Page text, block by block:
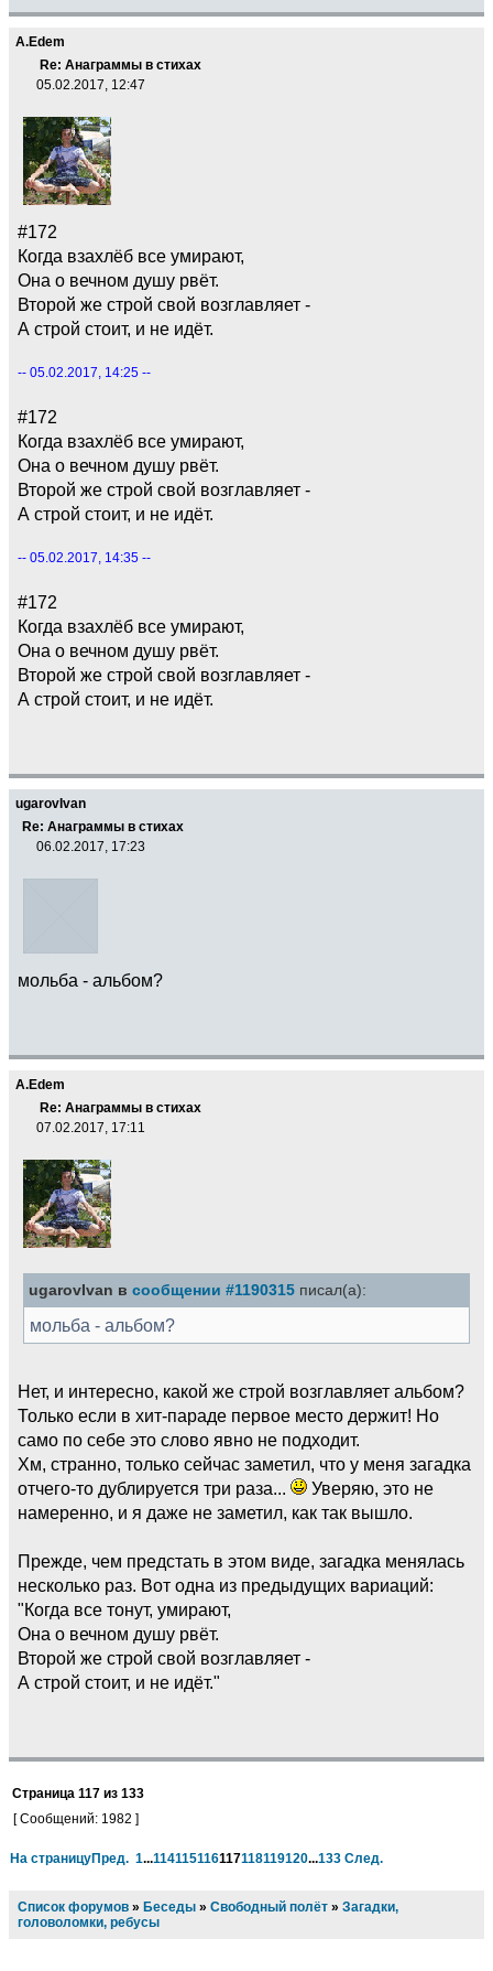
A.Edem
Re: Анаграммы в стихах
05.02.2017, 12:47
#172
Когда взахлёб все умирают,
Она о вечном душу рвёт.
Второй же строй свой возглавляет -
А строй стоит, и не идёт.
-- 05.02.2017, 14:25 --
#172
Когда взахлёб все умирают,
Она о вечном душу рвёт.
Второй же строй свой возглавляет -
А строй стоит, и не идёт.
-- 05.02.2017, 14:35 --
#172
Когда взахлёб все умирают,
Она о вечном душу рвёт.
Второй же строй свой возглавляет -
А строй стоит, и не идёт.
ugarovIvan
Re: Анаграммы в стихах
06.02.2017, 17:23
мольба - альбом?
A.Edem
Re: Анаграммы в стихах
07.02.2017, 17:11
ugarovIvan в сообщении #1190315 писал(а):
мольба - альбом?
Нет, и интересно, какой же строй возглавляет альбом?
Только если в хит-параде первое место держит! Но
само по себе это слово явно не подходит.
Хм, странно, только сейчас заметил, что у меня загадка
отчего-то дублируется три раза...
Уверяю, это не
намеренно, и я даже не заметил, как так вышло.
Прежде, чем предстать в этом виде, загадка менялась
несколько раз. Вот одна из предыдущих вариаций:
"Когда все тонут, умирают,
Она о вечном душу рвёт.
Второй же строй свой возглавляет -
А строй стоит, и не идёт."
Страница 117 из 133
[ Сообщений: 1982 ]
На страницуПред. 1...114115116117118119120...133 След.
Список форумов » Беседы » Свободный полёт » Загадки,
головоломки, ребусы